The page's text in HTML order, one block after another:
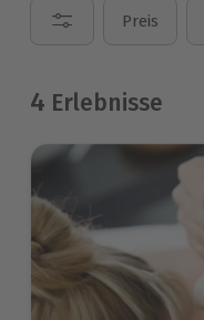
Preis
4 Erlebnisse